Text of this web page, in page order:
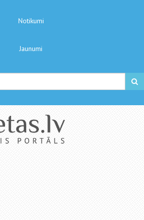
Notikumi
Jaunumi